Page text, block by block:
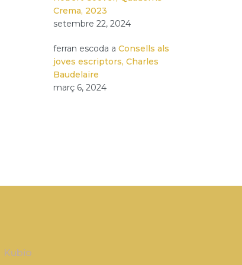
Crema, 2023
setembre 22, 2024
ferran escoda a Consells als
joves escriptors, Charles
Baudelaire
març 6, 2024
Kubio